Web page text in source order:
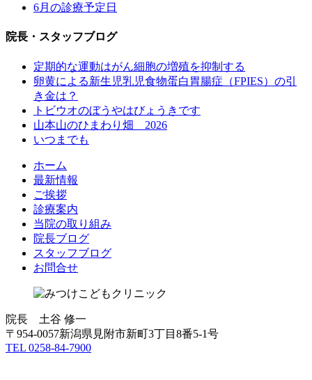
6月の診療予定日
院長・スタッフブログ
定期的な運動はがん細胞の増殖を抑制する
卵黄による新生児乳児食物蛋白胃腸症（FPIES）の引
き金は？
トビウオのぼうやはびょうきです
山本山のひまわり畑 2026
いつまでも
ホーム
最新情報
ご挨拶
診療案内
当院の取り組み
院長ブログ
スタッフブログ
お問合せ
院長 土谷 修一
〒954-0057新潟県見附市新町3丁目8番5-1号
TEL 0258-84-7900